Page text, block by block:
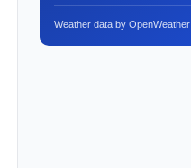
Weather data by OpenWeather